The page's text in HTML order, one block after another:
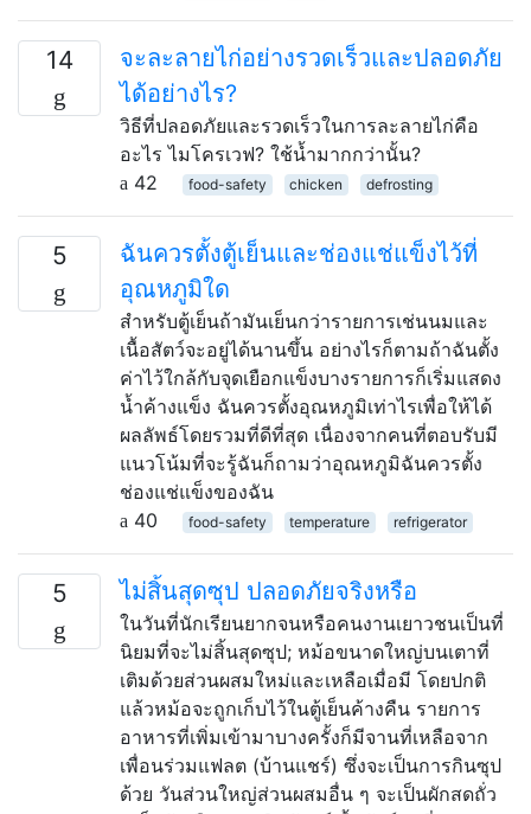
14
จะละลายไก่อย่างรวดเร็วและปลอดภัย
ได้อย่างไร?
วิธีที่ปลอดภัยและรวดเร็วในการละลายไก่คือ
อะไร ไมโครเวฟ? ใช้น้ำมากกว่านั้น?
42
food-safety chicken defrosting
5
ฉันควรตั้งตู้เย็นและช่องแช่แข็งไว้ที่
อุณหภูมิใด
สำหรับตู้เย็นถ้ามันเย็นกว่ารายการเช่นนมและ
เนื้อสัตว์จะอยู่ได้นานขึ้น อย่างไรก็ตามถ้าฉันตั้ง
ค่าไว้ใกล้กับจุดเยือกแข็งบางรายการก็เริ่มแสดง
น้ำค้างแข็ง ฉันควรตั้งอุณหภูมิเท่าไรเพื่อให้ได้
ผลลัพธ์โดยรวมที่ดีที่สุด เนื่องจากคนที่ตอบรับมี
แนวโน้มที่จะรู้ฉันก็ถามว่าอุณหภูมิฉันควรตั้ง
ช่องแช่แข็งของฉัน
40
food-safety temperature refrigerator
5 ไม่สิ้นสุดซุป ปลอดภัยจริงหรือ
ในวันที่นักเรียนยากจนหรือคนงานเยาวชนเป็นที่
นิยมที่จะไม่สิ้นสุดซุป; หม้อขนาดใหญ่บนเตาที่
เติมด้วยส่วนผสมใหม่และเหลือเมื่อมี โดยปกติ
แล้วหม้อจะถูกเก็บไว้ในตู้เย็นค้างคืน รายการ
อาหารที่เพิ่มเข้ามาบางครั้งก็มีจานที่เหลือจาก
เพื่อนร่วมแฟลต (บ้านแชร์) ซึ่งจะเป็นการกินซุป
ด้วย วันส่วนใหญ่ส่วนผสมอื่น ๆ จะเป็นผักสดถั่ว